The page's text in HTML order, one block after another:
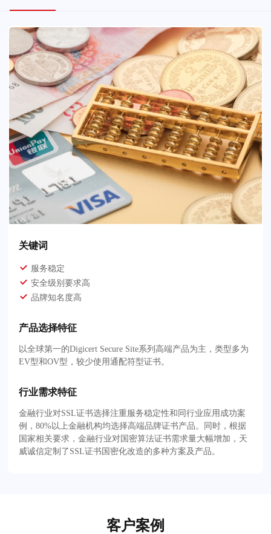
关键词
服务稳定
安全级别要求高
品牌知名度高
产品选择特征
以全球第一的Digicert Secure Site系列高端产品为主，类型多为
EV型和OV型，较少使用通配符型证书。
行业需求特征
金融行业对SSL证书选择注重服务稳定性和同行业应用成功案
例，80%以上金融机构均选择高端品牌证书产品。同时，根据
国家相关要求，金融行业对国密算法证书需求量大幅增加，天
威诚信定制了SSL证书国密化改造的多种方案及产品。
客户案例